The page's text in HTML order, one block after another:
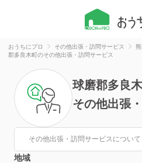
おうちにプロ その他出張・訪問サービス
郡多良木町のその他出張・訪問サービス
球磨郡多良
その他出張
その他出張・訪問サービスについて
地域